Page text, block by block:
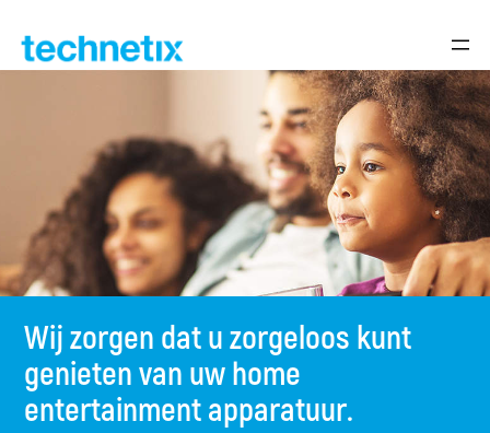
to
Wij zorgen dat u zorgeloos kunt
genieten van uw home
entertainment apparatuur.